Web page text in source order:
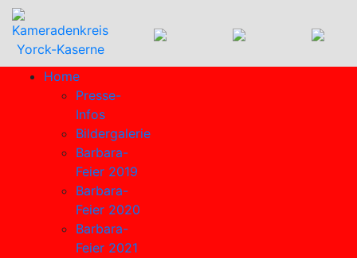
Home
Presse-
Infos
Bildergalerie
Barbara-
Feier 2019
Barbara-
Feier 2020
Barbara-
Feier 2021